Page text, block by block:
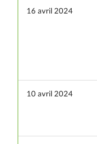
16 avril 2024
10 avril 2024